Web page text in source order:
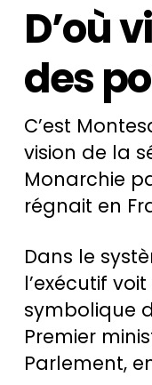
D’où
des
C’est
vision de la
Monarchie
régnait en
Dans le
l’exécutif
symbolique
Premier
Parlement,